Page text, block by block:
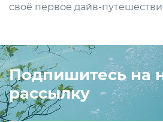
своё первое дайв-
Подпишитесь на
рассылку